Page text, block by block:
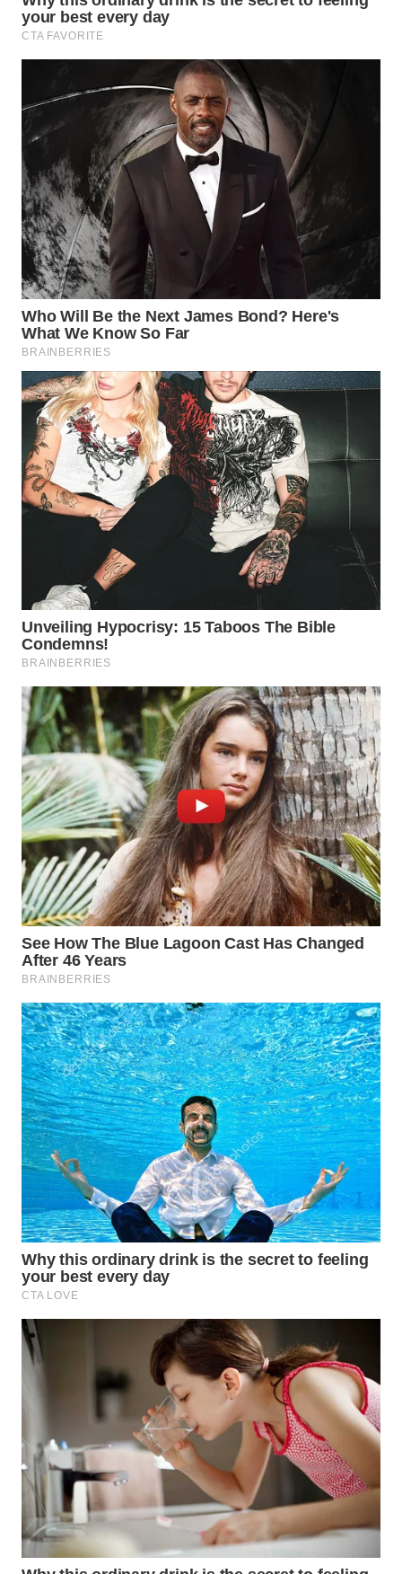
WN DELI
SERDANG
TEBING
TINGGI
WN
PAKPAK
WN
KARAWANG
BEKASI
WN
BOGOR
WN
DEPOK
WN
WN
SAMOSIR
WN
LAWAS
WN
SUMEDANG
WN
CIANJUR
WN
KEPULAUAN
SERIBU
WN
TANGERANG
WN
BINJAI
WN
CIREBON
WN
INDRAMAYU
WN
KUNINGAN
WN
SUKABUMI
WN
PURWAKARTA
WN